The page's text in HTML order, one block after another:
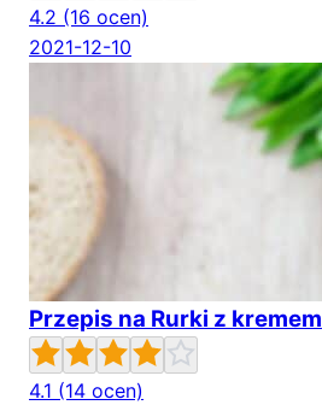
4.2 (16 ocen)
2021-12-10
Przepis na Rurki z kremem
4.1 (14 ocen)